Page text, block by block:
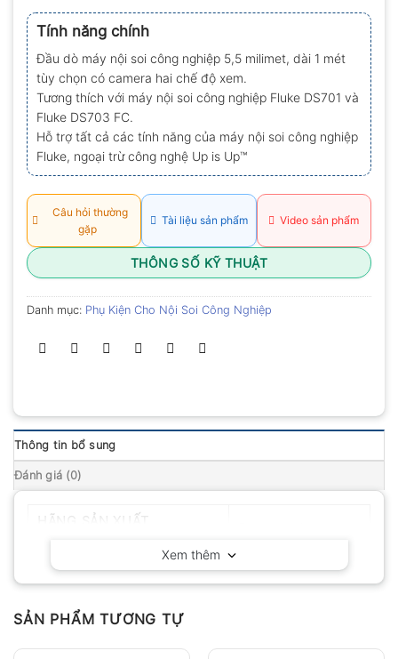
xếp
hạng
0.0
5
sao
Tính năng chính
Đầu dò máy nội soi công nghiệp 5,5 milimet, dài 1 mét
tùy chọn có camera hai chế độ xem.
Tương thích với máy nội soi công nghiệp Fluke DS701 và
Fluke DS703 FC.
Hỗ trợ tất cả các tính năng của máy nội soi công nghiệp
Fluke, ngoại trừ công nghệ Up is Up™
Câu hỏi thường
gặp
Tài liệu sản phẩm Video sản phẩm
THÔNG SỐ KỸ THUẬT
Danh mục: Phụ Kiện Cho Nội Soi Công Nghiệp
Thông tin bổ sung
Đánh giá (0)
Xem thêm
SẢN PHẨM TƯƠNG TỰ